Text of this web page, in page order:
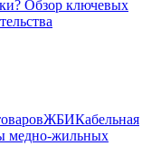
Обзор ключевых
ЖБИКабельная
медно-жильных